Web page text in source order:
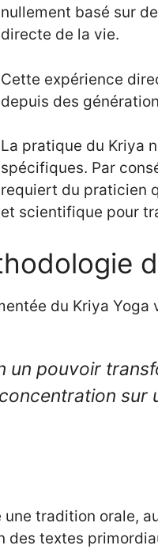
nullement basé sur
directe de la vie.
Cette expérience
depuis des
La pratique du Kriya
spécifiques. Par
requiert du praticien
et scientifique pour
du Kriya Yoga
un pouvoir
sur
tradition orale,
des textes